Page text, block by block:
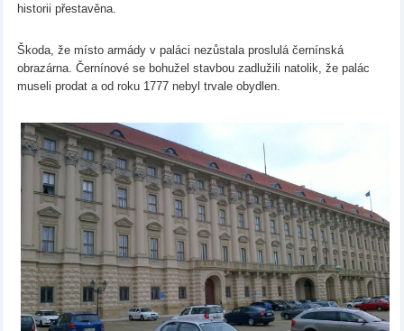
historii přestavěna.
Škoda, že místo armády v paláci nezůstala proslulá černínská
obrazárna. Černínové se bohužel stavbou zadlužili natolik, že palác
museli prodat a od roku 1777 nebyl trvale obydlen.